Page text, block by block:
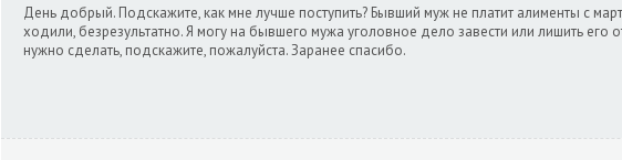
День добрый. Подскажите, как мне лучше поступить? Бывший муж не платит алименты с
ходили, безрезультатно. Я могу на бывшего мужа уголовное дело завести или лишить его
нужно сделать, подскажите, пожалуйста. Заранее спасибо.